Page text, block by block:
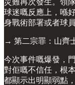
球迷嘅反應上，喺
身戰術部署或者球
→ 第二宗罪：山齊
今次事件嘅爆發，
對佢嘅不信任，根
都顯示出明顯弱點